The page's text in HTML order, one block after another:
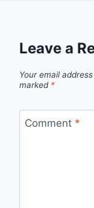
Leave a
Your email
marked *
Comment *